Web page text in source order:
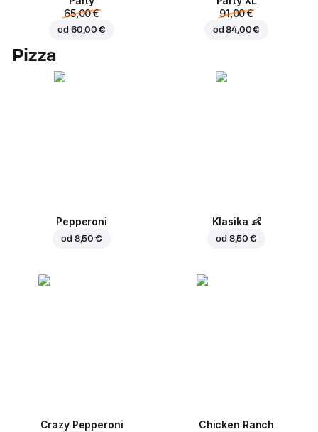
65,00 €
od 60,00 €
91,00 €
od84,00 €
Pizza
Pepperoni
od 8,50 €
Klasika 👶
od 8,50 €
Crazy Pepperoni Chicken Ranch